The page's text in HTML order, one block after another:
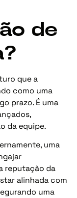
de
que a
como uma
prazo. É uma
da equipe.
uma
reputação da
alinhada com
uma